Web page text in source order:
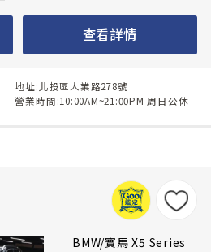
查看詳情
地址:北投區大業路278號
營業時間:10:00AM~21:00PM 周日公休
BMW/寶馬 X5 Series